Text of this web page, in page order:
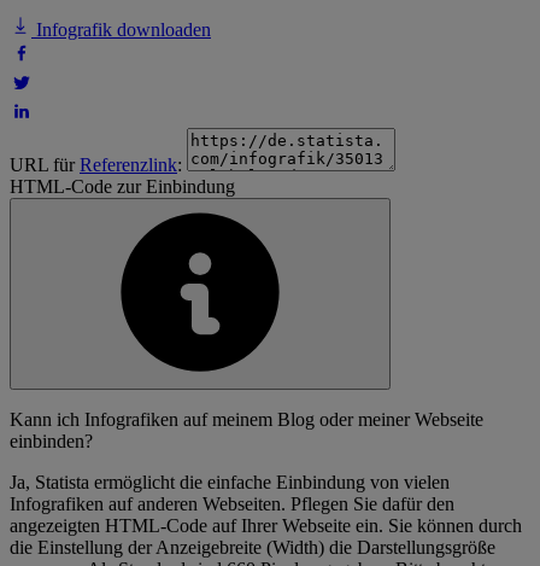
Infografik downloaden
URL fürReferenzlink:
HTML-Code zur Einbindung
Kann ich Infografiken auf meinem Blog oder meiner Webseite
einbinden?
Ja, Statista ermöglicht die einfache Einbindung von vielen
Infografiken auf anderen Webseiten. Pflegen Sie dafür den
angezeigten HTML-Code auf Ihrer Webseite ein. Sie können durch
die Einstellung der Anzeigebreite (Width) die Darstellungsgröße